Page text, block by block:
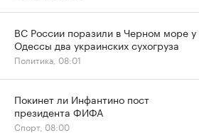
ВС России поразили в Черном море у
Одессы два украинских сухогруза
Политика, 08:01
Покинет ли Инфантино пост
президента ФИФА
Спорт, 08:00